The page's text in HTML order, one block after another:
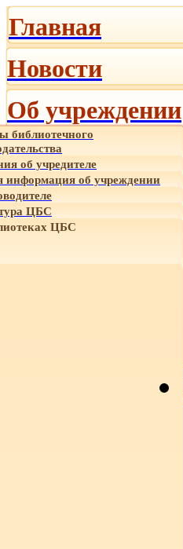
Главная
Новости
Об учреждении
библиотечного
об учредителе
об учреждении
ЦБС
ЦБС